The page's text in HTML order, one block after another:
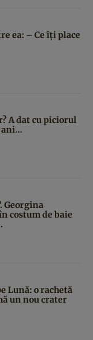
ea: – Ce îți place
A dat cu piciorul
Georgina
costum de baie
Lună: o rachetă
un nou crater